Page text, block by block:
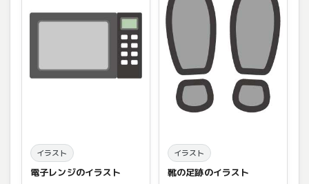
イラスト
電子レンジのイラスト
イラスト
靴の足跡のイラスト